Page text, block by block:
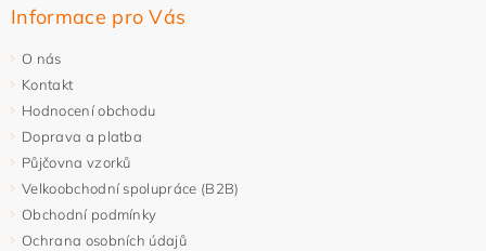
Informace pro Vás
O nás
Kontakt
Hodnocení obchodu
Doprava a platba
Půjčovna vzorků
Velkoobchodní spolupráce (B2B)
Obchodní podmínky
Ochrana osobních údajů